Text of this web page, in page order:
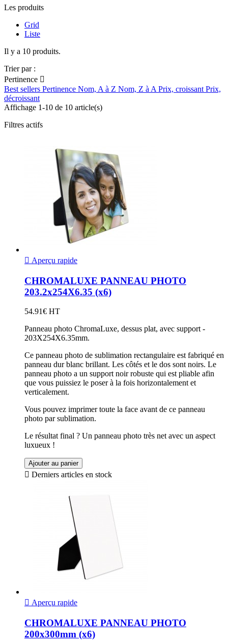
Les produits
Grid
Liste
Il y a 10 produits.
Trier par :
Pertinence 
Best sellers Pertinence Nom, A à Z Nom, Z à A Prix, croissant Prix,
décroissant
Affichage 1-10 de 10 article(s)
Filtres actifs
 Aperçu rapide
CHROMALUXE PANNEAU PHOTO
203.2x254X6.35 (x6)
54.91€ HT
Panneau photo ChromaLuxe, dessus plat, avec support -
203X254X6.35mm.
Ce panneau photo de sublimation rectangulaire est fabriqué en
panneau dur blanc brillant. Les côtés et le dos sont noirs. Le
panneau photo a un support noir robuste qui est pliable afin
que vous puissiez le poser à la fois horizontalement et
verticalement.
Vous pouvez imprimer toute la face avant de ce panneau
photo par sublimation.
Le résultat final ? Un panneau photo très net avec un aspect
luxueux !
Ajouter au panier
 Derniers articles en stock
 Aperçu rapide
CHROMALUXE PANNEAU PHOTO
200x300mm (x6)